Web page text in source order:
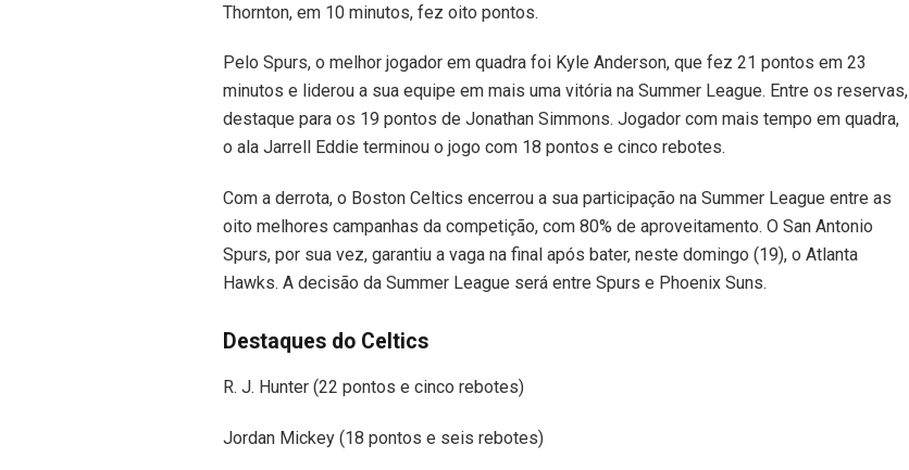
Thornton, em 10 minutos, fez oito pontos.
Pelo Spurs, o melhor jogador em quadra foi Kyle Anderson, que fez 21 pontos em 23
minutos e liderou a sua equipe em mais uma vitória na Summer League. Entre os reservas,
destaque para os 19 pontos de Jonathan Simmons. Jogador com mais tempo em quadra,
o ala Jarrell Eddie terminou o jogo com 18 pontos e cinco rebotes.
Com a derrota, o Boston Celtics encerrou a sua participação na Summer League entre as
oito melhores campanhas da competição, com 80% de aproveitamento. O San Antonio
Spurs, por sua vez, garantiu a vaga na final após bater, neste domingo (19), o Atlanta
Hawks. A decisão da Summer League será entre Spurs e Phoenix Suns.
Destaques do Celtics
R. J. Hunter (22 pontos e cinco rebotes)
Jordan Mickey (18 pontos e seis rebotes)